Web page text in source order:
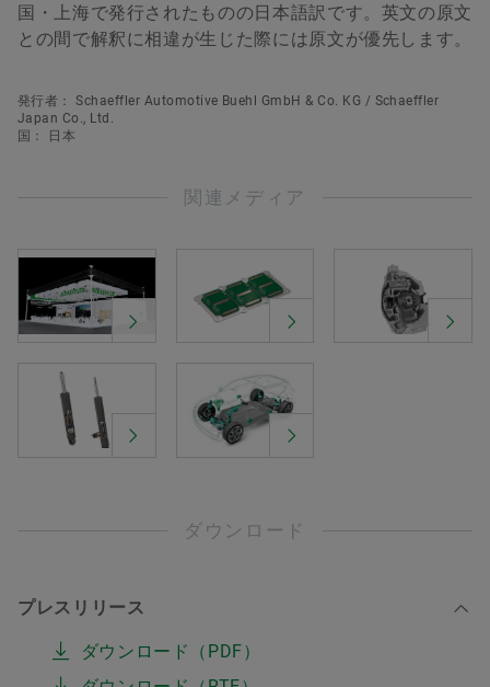
国・上海で発行されたものの日本語訳です。英文の原文
との間で解釈に相違が生じた際には原文が優先します。
発行者： Schaeffler Automotive Buehl GmbH & Co. KG / Schaeffler
Japan Co., Ltd.
国： 日本
関連メディア
ダウンロード
プレスリリース
ダウンロード（PDF）